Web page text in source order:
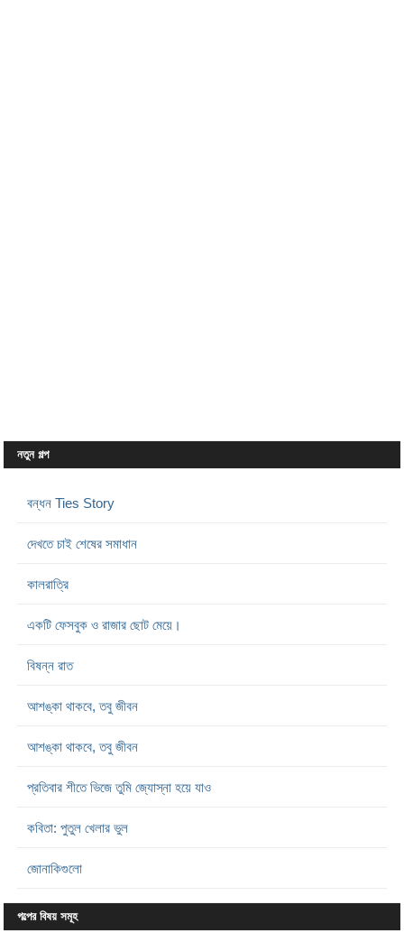
নতুন গল্প
বন্ধন Ties Story
দেখতে চাই শেষের সমাধান
কালরাত্রি
একটি ফেসবুক ও রাজার ছোট মেয়ে।
বিষন্ন রাত
আশঙ্কা থাকবে, তবু জীবন
আশঙ্কা থাকবে, তবু জীবন
প্রতিবার শীতে ভিজে তুমি জ্যোস্না হয়ে যাও
কবিতা: পুতুল খেলার ভুল
জোনাকিগুলো
গল্পের বিষয় সমূহ